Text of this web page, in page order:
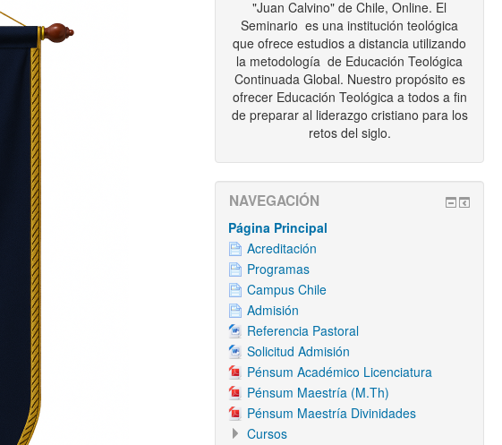
"Juan Calvino" de Chile, Online. El
Seminario es una institución teológica
que ofrece estudios a distancia utilizando
la metodología de Educación Teológica
Continuada Global. Nuestro propósito es
ofrecer Educación Teológica a todos a fin
de preparar al liderazgo cristiano para los
retos del siglo.
NAVEGACIÓN
Página Principal
Acreditación
Programas
Campus Chile
Admisión
Referencia Pastoral
Solicitud Admisión
Pénsum Académico Licenciatura
Pénsum Maestría (M.Th)
Pénsum Maestría Divinidades
Cursos